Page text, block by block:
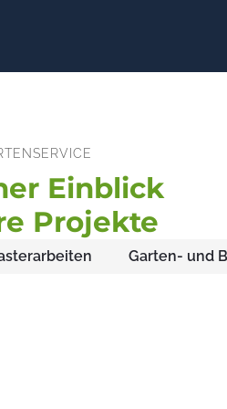
Einblick
Projekte
Garten- und